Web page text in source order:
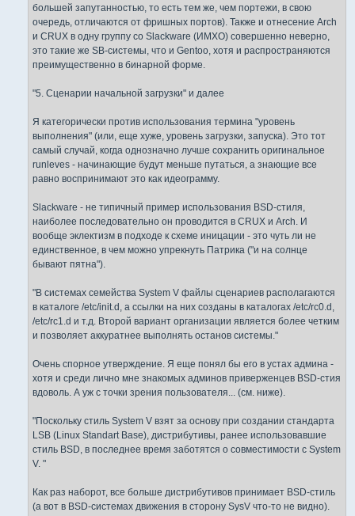
большей запутанностью, то есть тем же, чем портежи, в свою
очередь, отличаются от фришных портов). Также и отнесение Arch
и CRUX в одну группу со Slackware (ИМХО) совершенно неверно,
это такие же SB-системы, что и Gentoo, хотя и распространяются
преимущественно в бинарной форме.
"5. Сценарии начальной загрузки" и далее
Я категорически против использования термина "уровень
выполнения" (или, еще хуже, уровень загрузки, запуска). Это тот
самый случай, когда однозначно лучше сохранить оригинальное
runleves - начинающие будут меньше путаться, а знающие все
равно воспринимают это как идеограмму.
Slackware - не типичный пример использования BSD-стиля,
наиболее последовательно он проводится в CRUX и Arch. И
вообще эклектизм в подходе к схеме иницации - это чуть ли не
единственное, в чем можно упрекнуть Патрика ("и на солнце
бывают пятна").
"В системах семейства System V файлы сценариев располагаются
в каталоге /etc/init.d, а ссылки на них созданы в каталогах /etc/rc0.d,
/etc/rc1.d и т.д. Второй вариант организации является более четким
и позволяет аккуратнее выполнять останов системы."
Очень спорное утверждение. Я еще понял бы его в устах админа -
хотя и среди лично мне знакомых админов приверженцев BSD-стия
вдоволь. А уж с точки зрения пользователя... (см. ниже).
"Поскольку стиль System V взят за основу при создании стандарта
LSB (Linux Standart Base), дистрибутивы, ранее использовавшие
стиль BSD, в последнее время заботятся о совместимости с System
V. "
Как раз наборот, все больше дистрибутивов принимает BSD-стиль
(а вот в BSD-системах движения в сторону SysV что-то не видно).